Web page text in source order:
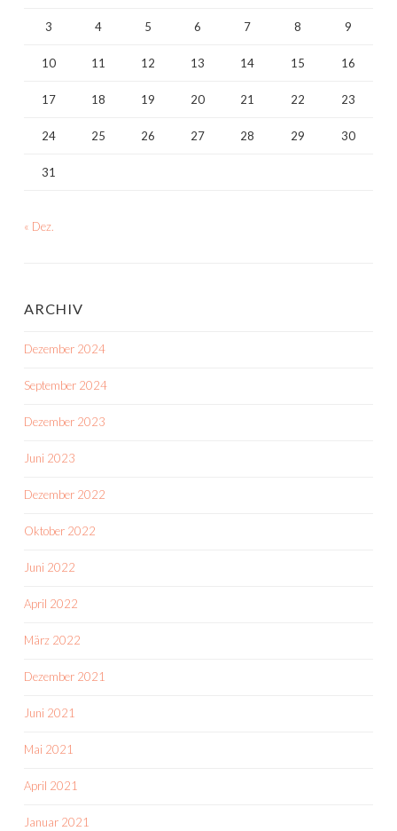
3 4 5 6 7 8 9
10 11 12 13 14 15 16
17 18 19 20 21 22 23
24 25 26 27 28 29 30
31
« Dez.
ARCHIV
Dezember 2024
September 2024
Dezember 2023
Juni 2023
Dezember 2022
Oktober 2022
Juni 2022
April 2022
März 2022
Dezember 2021
Juni 2021
Mai 2021
April 2021
Januar 2021